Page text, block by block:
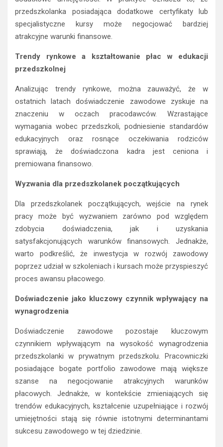
przedszkolanka posiadająca dodatkowe certyfikaty lub
specjalistyczne kursy może negocjować bardziej
atrakcyjne warunki finansowe.
Trendy rynkowe a kształtowanie płac w edukacji
przedszkolnej
Analizując trendy rynkowe, można zauważyć, że w
ostatnich latach doświadczenie zawodowe zyskuje na
znaczeniu w oczach pracodawców. Wzrastające
wymagania wobec przedszkoli, podniesienie standardów
edukacyjnych oraz rosnące oczekiwania rodziców
sprawiają, że doświadczona kadra jest ceniona i
premiowana finansowo.
Wyzwania dla przedszkolanek początkujących
Dla przedszkolanek początkujących, wejście na rynek
pracy może być wyzwaniem zarówno pod względem
zdobycia doświadczenia, jak i uzyskania
satysfakcjonujących warunków finansowych. Jednakże,
warto podkreślić, że inwestycja w rozwój zawodowy
poprzez udział w szkoleniach i kursach może przyspieszyć
proces awansu płacowego.
Doświadczenie jako kluczowy czynnik wpływający na
wynagrodzenia
Doświadczenie zawodowe pozostaje kluczowym
czynnikiem wpływającym na wysokość wynagrodzenia
przedszkolanki w prywatnym przedszkolu. Pracowniczki
posiadające bogate portfolio zawodowe mają większe
szanse na negocjowanie atrakcyjnych warunków
płacowych. Jednakże, w kontekście zmieniających się
trendów edukacyjnych, kształcenie uzupełniające i rozwój
umiejętności stają się równie istotnymi determinantami
sukcesu zawodowego w tej dziedzinie.